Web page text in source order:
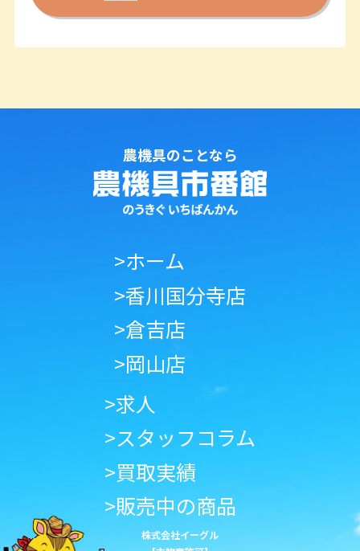
農機具のことなら
>ホーム
>香川国分寺店
>倉吉店
>岡山店
>求人
>スタッフコラム
>買取実績
>販売中の商品
株式会社イーグル